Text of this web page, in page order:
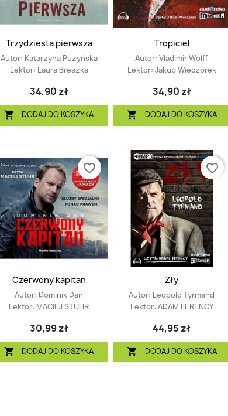
Trzydziesta pierwsza
Autor: Katarzyna Puzyńska
Lektor: Laura Breszka
34,90 zł
 DODAJ DO KOSZYKA
Tropiciel
Autor:Vladimir Wolff
Lektor: Jakub Wieczorek
34,90 zł
 DODAJ DO KOSZYKA
Czerwony kapitan
Autor: Dominik Dan
Lektor: MACIEJ STUHR
30,99 zł
 DODAJ DO KOSZYKA
favorite_border
Zły
Autor: Leopold Tyrmand
Lektor: ADAM FERENCY
44,95 zł
 DODAJ DO KOSZYKA
favorite_border